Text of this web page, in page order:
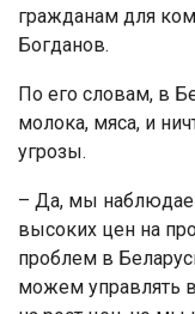
гражданам для
Богданов.
По его словам, в
молока, мяса, и
угрозы.
– Да, мы
высоких цен на
проблем в
можем управлять